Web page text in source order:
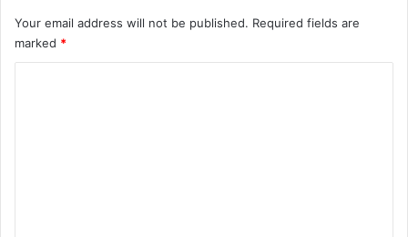
Your email address will not be published. Required fields are
marked *